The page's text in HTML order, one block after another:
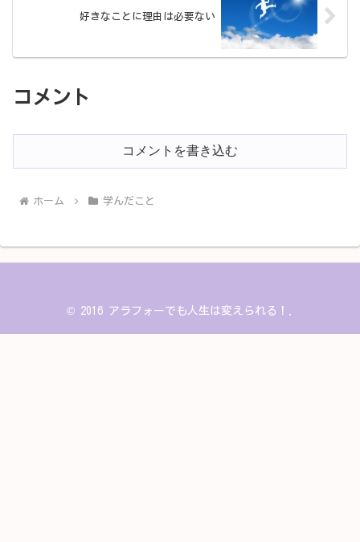
好きなことに理由は必要ない
コメント
コメントを書き込む
ホーム 学んだこと
© 2016 アラフォーでも人生は変えられる！.